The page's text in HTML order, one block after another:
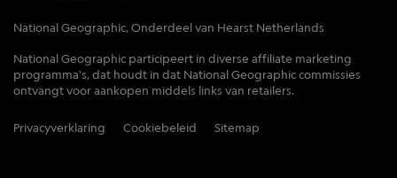
National Geographic, Onderdeel van Hearst Netherlands
National Geographic participeert in diverse affiliate marketing
programma's, dat houdt in dat National Geographic commissies
ontvangt voor aankopen middels links van retailers.
Privacyverklaring Cookiebeleid Sitemap